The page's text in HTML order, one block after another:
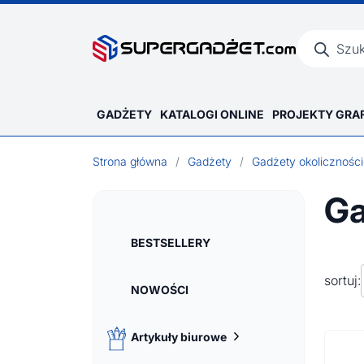
produktów
GADŻETY KATALOGI ONLINE PROJEKTY
Strona główna / Gadżety / Gadżety
BESTSELLERY
NOWOŚCI
Artykuły biurowe
sortuj: